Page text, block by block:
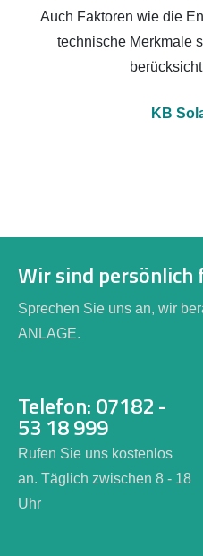
Auch Faktoren wie die
technische Merkmale
KB
Wir sind persönlich
Sprechen Sie uns an, wir
ANLAGE.
Telefon: 07182 -
53 18 999
Rufen Sie uns kostenlos
an. Täglich zwischen 8 - 18
Uhr